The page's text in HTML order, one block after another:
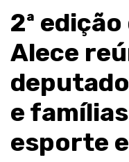
2ª
Alece
e
esporte